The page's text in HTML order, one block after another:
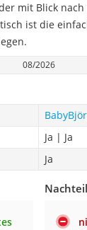
mit Blick
ist die
08/2026
Ja | Ja
Ja